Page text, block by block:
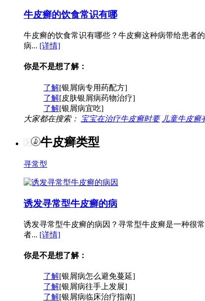
牛皮癣的饮食常识有哪
牛皮癣的饮食常识有哪些？牛皮癣这种病带给患者
病... [详情]
你是不是想了解：
了解[银屑病专用药配方]
了解[皮肤银屑病药物治疗]
了解[银屑病宜吃]
大家都在搜索：
宝宝在治疗牛皮癣时要 儿童牛皮癣
牛皮癣类型
寻常型
诱发寻常型牛皮癣的病
诱发寻常型牛皮癣的病因？寻常型牛皮癣是一种很
者... [详情]
你是不是想了解：
了解[银屑病怎么避免蔓延]
了解[银屑病往手上发展]
了解[银屑病临床治疗指南]